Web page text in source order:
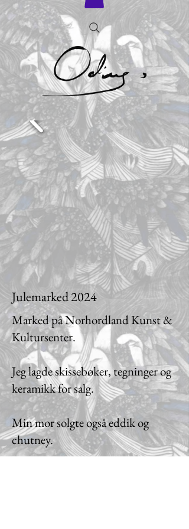
Julemarked 2024
Marked på Norhordland Kunst &
Kultursenter.
Jeg lagde skissebøker, tegninger og
keramikk for salg.
Min mor solgte også eddik og
chutney.